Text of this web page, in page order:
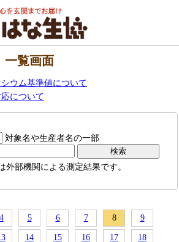
覧画面
ウム基準値について
について
対象名や生産者名の一部
部機関による測定結果です。
4 5 6 7 8 9
14 15 16 17 18